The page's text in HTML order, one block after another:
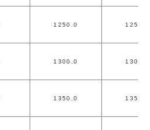
1250.0 1250.0
1300.0 1300.0
1350.0 1350.0